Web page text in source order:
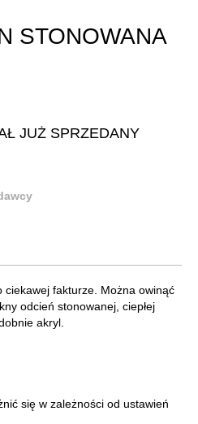
STONOWANA
JUŻ SPRZEDANY
ciekawej fakturze. Można owinąć
odcień stonowanej, ciepłej
akryl.
się w zależności od ustawień